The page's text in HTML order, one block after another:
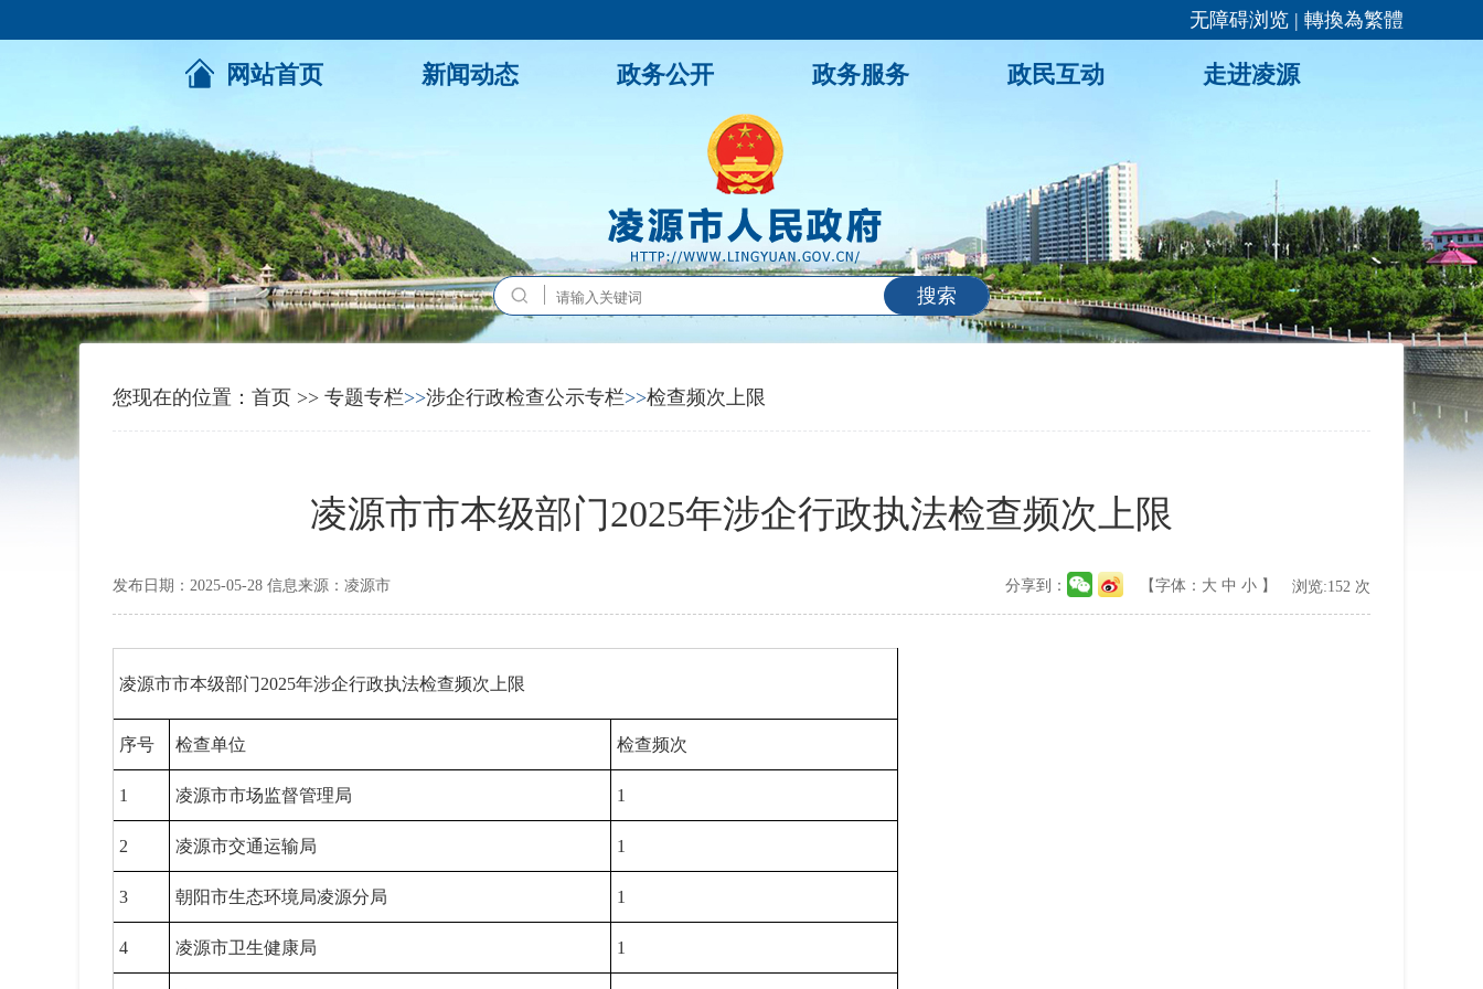
无障碍浏览 | 轉換為繁體
网站首页 新闻动态 政务公开 政务服务 政民互动 走进凌源
搜索
您现在的位置： 首页 >> 专题专栏>>涉企行政检查公示专栏>>检查频次上限
凌源市市本级部门2025年涉企行政执法检查频次上限
发布日期：2025-05-28 信息来源：凌源市 【字体： 大 中 小 】 浏览:152 次
分享到：
凌源市市本级部门2025年涉企行政执法检查频次上限
序号 检查单位 检查频次
1 凌源市市场监督管理局 1
2 凌源市交通运输局 1
3 朝阳市生态环境局凌源分局 1
4 凌源市卫生健康局 1